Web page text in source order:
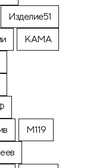
Изделие51
КАМА
М119